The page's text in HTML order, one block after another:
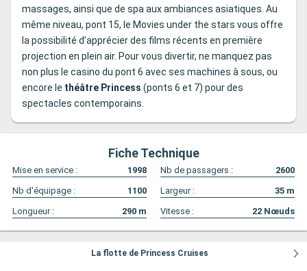
massages, ainsi que de spa aux ambiances asiatiques. Au
même niveau, pont 15, le Movies under the stars vous offre
la possibilité d’apprécier des films récents en première
projection en plein air. Pour vous divertir, ne manquez pas
non plus le casino du pont 6 avec ses machines à sous, ou
encore le théâtre Princess (ponts 6 et 7) pour des
spectacles contemporains.
Fiche Technique
Mise en service : 1998 Nb de passagers :
2600
Nb d'équipage :
1100 Largeur : 35 m
Longueur :
290 m Vitesse : 22 Nœuds
La flotte de Princess Cruises